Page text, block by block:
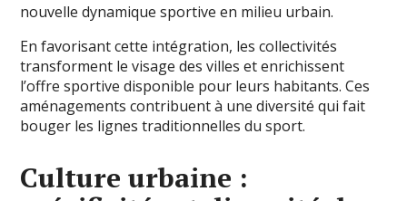
nouvelle dynamique sportive en milieu urbain.
En favorisant cette intégration, les collectivités
transforment le visage des villes et enrichissent
l’offre sportive disponible pour leurs habitants. Ces
aménagements contribuent à une diversité qui fait
bouger les lignes traditionnelles du sport.
Culture urbaine :